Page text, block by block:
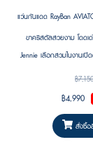
แว่นกันแดด RayBan
ขาคริสตัลสวยงาม โดดเ
Jennie เลือกสวมในงานเปิ
Store แห่งแรกในเกาหลี โด
ที่ยังคงเอกลักษณ์แบบ
ตัวเป็นเอกลักษณ์ในสไตล์
รนด์
฿7,150
฿4,990
สั่งซื้